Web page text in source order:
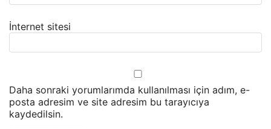
İnternet sitesi
Daha sonraki yorumlarımda kullanılması için adım, e-
posta adresim ve site adresim bu tarayıcıya
kaydedilsin.